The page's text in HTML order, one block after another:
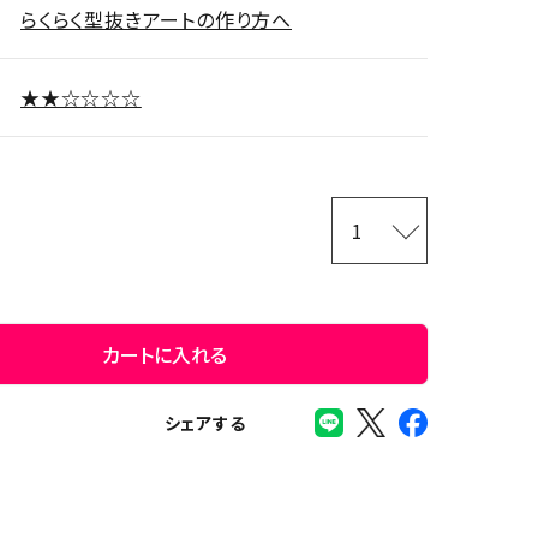
らくらく型抜きアートの作り方へ
★★☆☆☆☆
カートに入れる
シェアする